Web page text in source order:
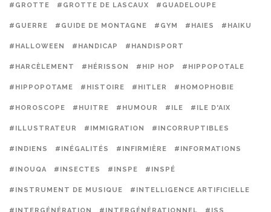
#GROTTE #GROTTE DE LASCAUX #GUADELOUPE
#GUERRE #GUIDE DE MONTAGNE #GYM #HAIES #HAIKU
#HALLOWEEN #HANDICAP #HANDISPORT
#HARCÈLEMENT #HÉRISSON #HIP HOP #HIPPOPOTALE
#HIPPOPOTAME #HISTOIRE #HITLER #HOMOPHOBIE
#HOROSCOPE #HUITRE #HUMOUR #ILE #ILE D'AIX
#ILLUSTRATEUR #IMMIGRATION #INCORRUPTIBLES
#INDIENS #INÉGALITÉS #INFIRMIÈRE #INFORMATIONS
#INOUQA #INSECTES #INSPE #INSPÉ
#INSTRUMENT DE MUSIQUE #INTELLIGENCE ARTIFICIELLE